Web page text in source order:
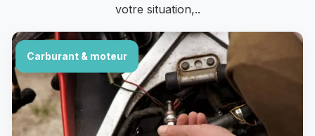
votre situation,..
Carburant & moteur